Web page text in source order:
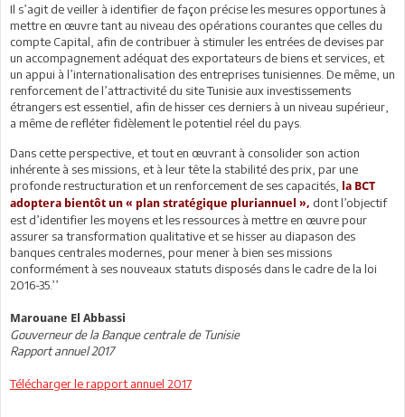
Il s’agit de veiller à identifier de façon précise les mesures opportunes à
mettre en œuvre tant au niveau des opérations courantes que celles du
compte Capital, afin de contribuer à stimuler les entrées de devises par
un accompagnement adéquat des exportateurs de biens et services, et
un appui à l’internationalisation des entreprises tunisiennes. De même, un
renforcement de l’attractivité du site Tunisie aux investissements
étrangers est essentiel, afin de hisser ces derniers à un niveau supérieur,
a même de refléter fidèlement le potentiel réel du pays.
Dans cette perspective, et tout en œuvrant à consolider son action
inhérente à ses missions, et à leur tête la stabilité des prix, par une
profonde restructuration et un renforcement de ses capacités,
la BCT
adoptera bientôt un « plan stratégique pluriannuel », dont l’objectif
est d’identifier les moyens et les ressources à mettre en œuvre pour
assurer sa transformation qualitative et se hisser au diapason des
banques centrales modernes, pour mener à bien ses missions
conformément à ses nouveaux statuts disposés dans le cadre de la loi
2016-35.’’
Marouane El Abbassi
Gouverneur de la Banque centrale de Tunisie
Rapport annuel 2017
Télécharger le rapport annuel 2017